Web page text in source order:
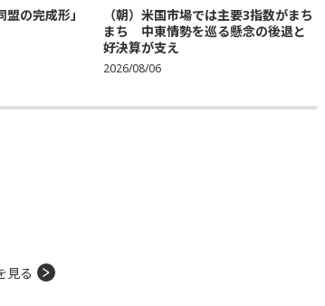
盟の完成形」
（朝）米国市場では主要3指数がまち
まち 中東情勢を巡る懸念の後退と
好決算が支え
2026/08/06
見る